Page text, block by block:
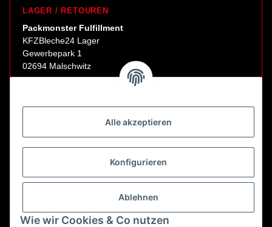
Alle akzeptieren
Konfigurieren
Ablehnen
Wie wir Cookies & Co nutzen
LAGER / RETOUREN
Packmonster Fulfillment
KFZBleche24 Lager
Gewerbepark 1
02694 Malschwitz
Abholungen nur nach Terminvereinbarung.
E-Mail:sales@kfzbleche24.de
Vertrag widerrufen
* Alle Preise inkl. gesetzlicher USt., zzgl.Versand